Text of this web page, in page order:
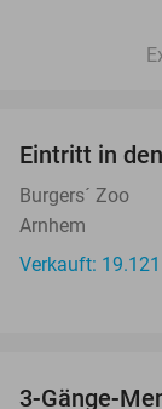
Eintritt in
Burgers´ Zoo
Arnhem
Verkauft: 19.121
3-Gänge-